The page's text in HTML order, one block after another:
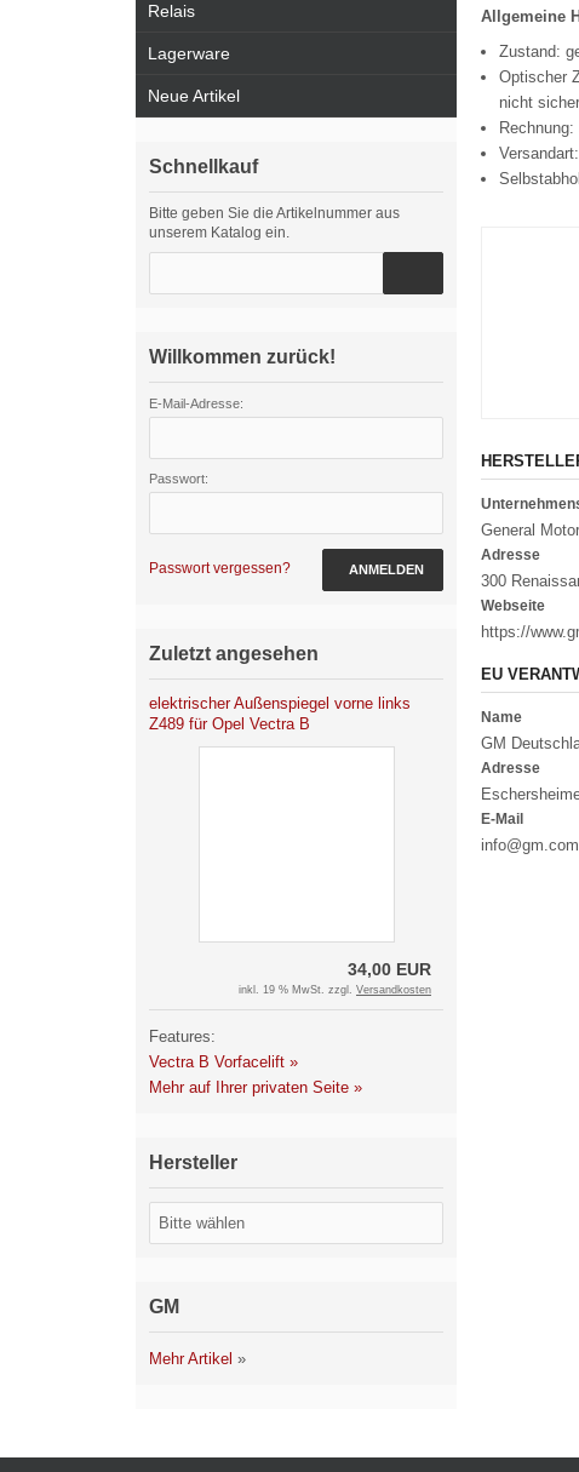
Allgemeine
Zustand:
Optischer
nicht
General
Adresse
300
Webseite
https://
EU
Name
GM
Adresse
E-Mail
info@gm.com
Relais
Lagerware
Neue Artikel
Schnellkauf
Bitte geben Sie die Artikelnummer aus
unserem Katalog ein.
Willkommen zurück!
E-Mail-Adresse:
Passwort:
Passwort vergessen? ANMELDEN
Zuletzt angesehen
elektrischer Außenspiegel vorne links
Z489 für Opel Vectra B
34,00 EUR
inkl. 19 % MwSt. zzgl. Versandkosten
Features:
Vectra B Vorfacelift »
Mehr auf Ihrer privaten Seite »
Hersteller
GM
Mehr Artikel »